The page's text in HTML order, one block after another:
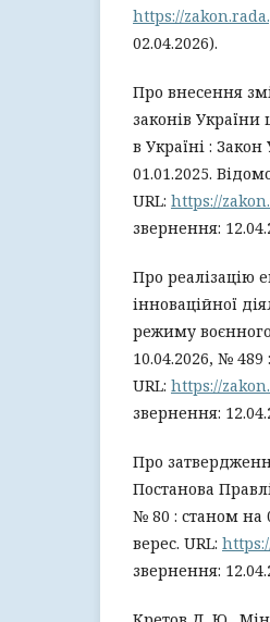
https://
02.04.2026).
Про внесення
законів
в Україні :
01.01.2025.
URL: https://
звернення:
Про реалізацію
інноваційної
режиму воєнного
10.04.2026, № 489
URL: https://
звернення:
Про
Постанова
№ 80 : станом на
верес. URL:
звернення: